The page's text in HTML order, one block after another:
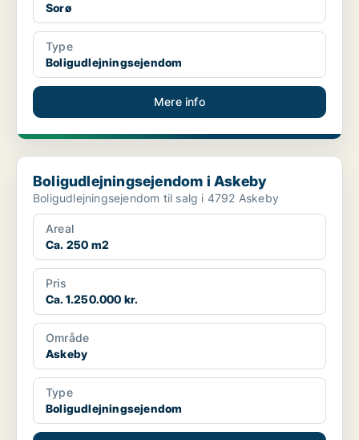
Sorø
Type
Boligudlejningsejendom
Mere info
Boligudlejningsejendom i Askeby
Boligudlejningsejendom i Askeby
Boligudlejningsejendom til salg i 4792 Askeby
Areal
Ca. 250 m2
Pris
Ca. 1.250.000 kr.
Område
Askeby
Type
Boligudlejningsejendom